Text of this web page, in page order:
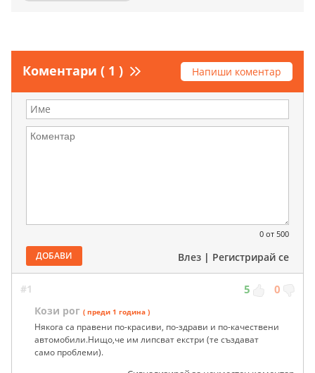
Коментари ( 1 ) Напиши коментар
0 от 500
ДОБАВИ Влез | Регистрирай се
#1 5 0
Кози рог ( преди 1 година )
Някога са правени по-красиви, по-здрави и по-качествени
автомобили.Нищо,че им липсват екстри (те създават
само проблеми).